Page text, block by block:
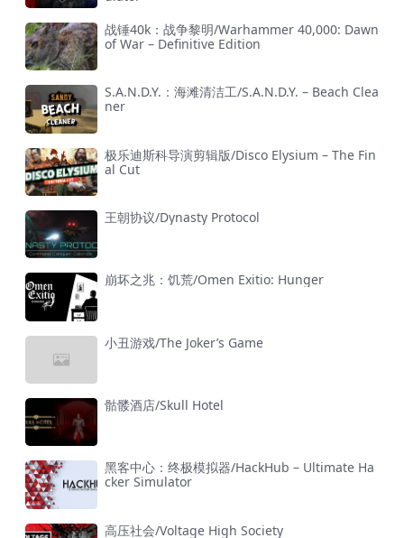
战锤40k：战争黎明/Warhammer 40,000: Dawn
of War – Definitive Edition
S.A.N.D.Y.：海滩清洁工/S.A.N.D.Y. – Beach Clea
ner
极乐迪斯科导演剪辑版/Disco Elysium – The Fin
al Cut
王朝协议/Dynasty Protocol
崩坏之兆：饥荒/Omen Exitio: Hunger
小丑游戏/The Joker’s Game
骷髅酒店/Skull Hotel
黑客中心：终极模拟器/HackHub – Ultimate Ha
cker Simulator
高压社会/Voltage High Society